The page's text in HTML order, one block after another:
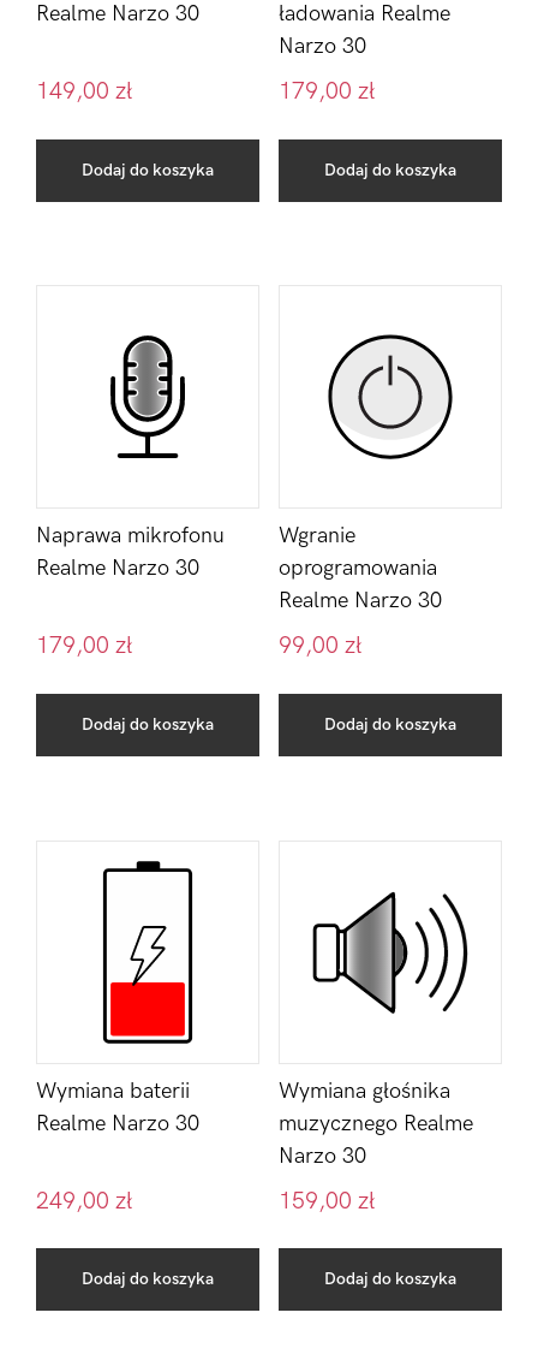
Realme Narzo 30
149,00 zł
Dodaj do koszyka
ładowania Realme
Narzo 30
179,00 zł
Dodaj do koszyka
Naprawa mikrofonu
Realme Narzo 30
179,00 zł
Dodaj do koszyka
Wgranie
oprogramowania
Realme Narzo 30
99,00 zł
Dodaj do koszyka
Wymiana baterii
Realme Narzo 30
249,00 zł
Dodaj do koszyka
Wymiana głośnika
muzycznego Realme
Narzo 30
159,00 zł
Dodaj do koszyka